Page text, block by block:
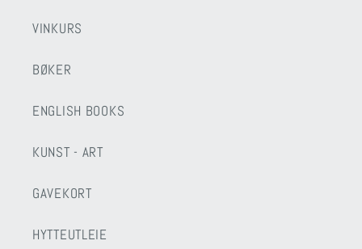
VINKURS
BØKER
ENGLISH BOOKS
KUNST - ART
GAVEKORT
HYTTEUTLEIE